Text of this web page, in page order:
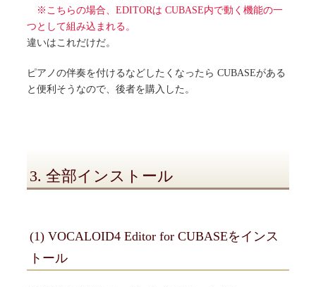
※こちらの場合、EDITORは CUBASE内で動く機能の一
つとして組み込まれる。
違いはこれだけだ。
ピアノの伴奏を付けるなどしたくなったら CUBASEがある
と便利そうなので、後者を購入した。
3. 全部インストール
(1) VOCALOID4 Editor for CUBASEをインス
トール